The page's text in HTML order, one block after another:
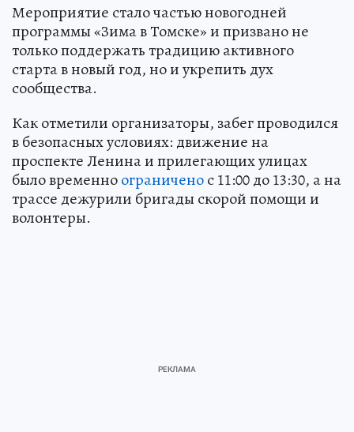
Мероприятие стало частью новогодней
программы «Зима в Томске» и призвано не
только поддержать традицию активного
старта в новый год, но и укрепить дух
сообщества.
Как отметили организаторы, забег проводился
в безопасных условиях: движение на
проспекте Ленина и прилегающих улицах
было временноограниченос 11:00 до 13:30, а на
трассе дежурили бригады скорой помощи и
волонтеры.